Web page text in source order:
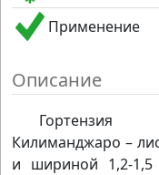
Применение
Описание
Гортензия
Килиманджаро –
и шириной 1,2-1,5